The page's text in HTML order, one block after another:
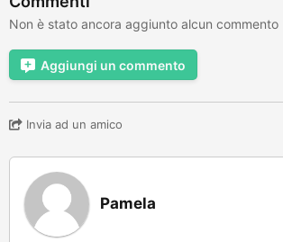
Non è stato ancora aggiunto alcun commento
Aggiungi un commento
Invia ad un amico
Pamela